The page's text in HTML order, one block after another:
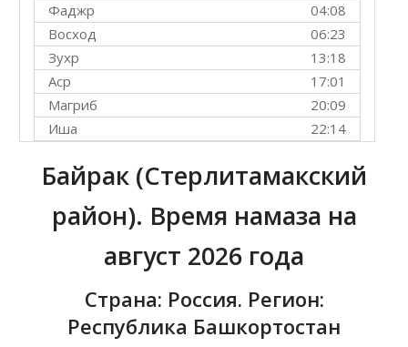
04:08
Фаджр
06:23
Восход
13:18
Зухр
17:01
Аср
20:09
Магриб
22:14
Иша
Байрак (Стерлитамакский
район). Время намаза на
август 2026 года
Страна: Россия. Регион:
Республика Башкортостан